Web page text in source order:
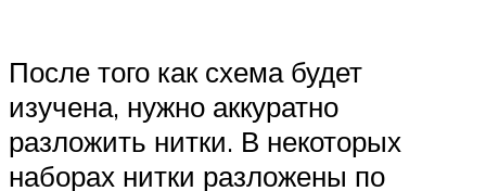
После того как схема будет
изучена, нужно аккуратно
разложить нитки. В некоторых
наборах нитки разложены по